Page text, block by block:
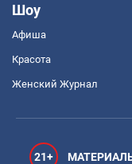
Шоу
Афиша
Красота
Женский Журнал
21+